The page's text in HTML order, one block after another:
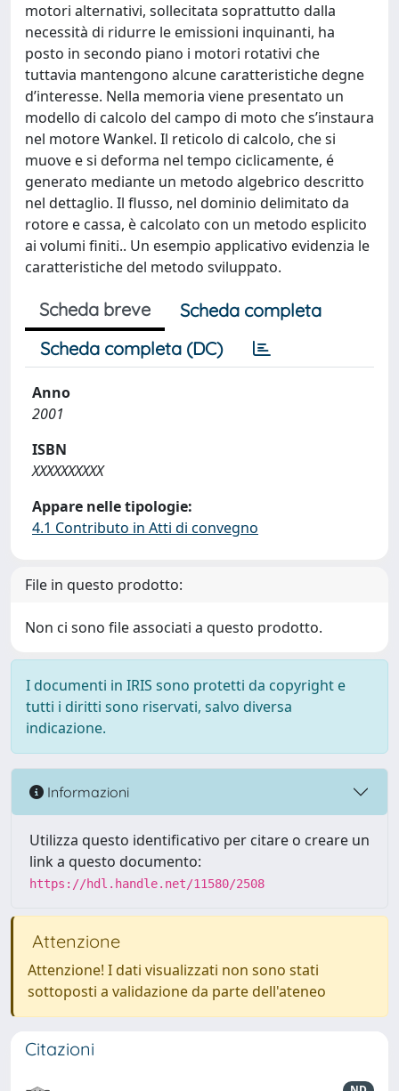
motori alternativi, sollecitata soprattutto dalla
necessità di ridurre le emissioni inquinanti, ha
posto in secondo piano i motori rotativi che
tuttavia mantengono alcune caratteristiche degne
d’interesse. Nella memoria viene presentato un
modello di calcolo del campo di moto che s’instaura
nel motore Wankel. Il reticolo di calcolo, che si
muove e si deforma nel tempo ciclicamente, é
generato mediante un metodo algebrico descritto
nel dettaglio. Il flusso, nel dominio delimitato da
rotore e cassa, è calcolato con un metodo esplicito
ai volumi finiti.. Un esempio applicativo evidenzia le
caratteristiche del metodo sviluppato.
Scheda breve
Scheda completa
Scheda completa (DC)
Anno
2001
ISBN
XXXXXXXXXX
Appare nelle tipologie:
4.1 Contributo in Atti di convegno
File in questo prodotto:
Non ci sono file associati a questo prodotto.
I documenti in IRIS sono protetti da copyright e
tutti i diritti sono riservati, salvo diversa
indicazione.
Informazioni
Utilizza questo identificativo per citare o creare un
link a questo documento:
https://hdl.handle.net/11580/2508
Attenzione
Attenzione! I dati visualizzati non sono stati
sottoposti a validazione da parte dell'ateneo
Citazioni